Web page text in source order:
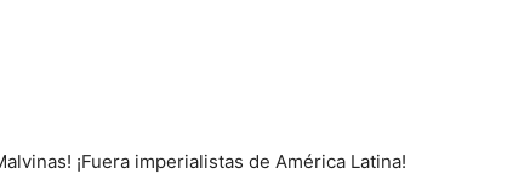
¡Fuera imperialistas de América Latina!